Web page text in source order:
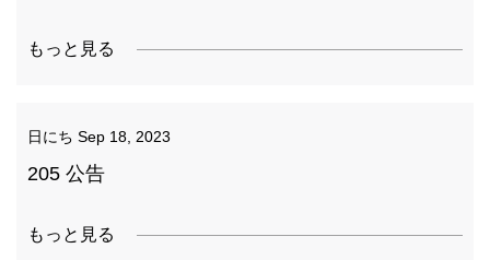
もっと見る
日にち Sep 18, 2023
205 公告
もっと見る